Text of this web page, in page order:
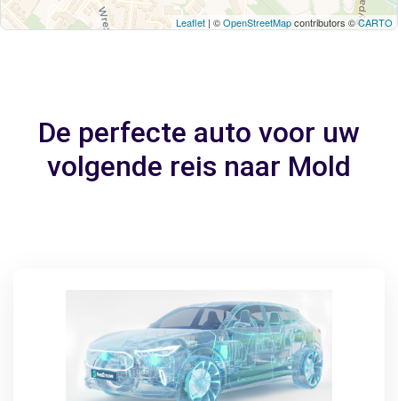
Leaflet | ©OpenStreetMapcontributors ©CARTO
De perfecte auto voor uw
volgende reis naar Mold